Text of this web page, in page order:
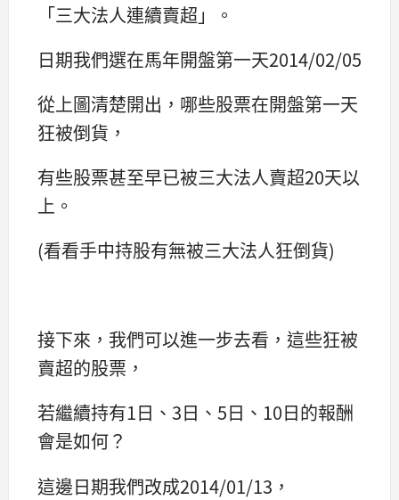
「三大法人連續賣超」。
日期我們選在馬年開盤第一天2014/02/05
從上圖清楚開出，哪些股票在開盤第一天
狂被倒貨，
有些股票甚至早已被三大法人賣超20天以
上。
(看看手中持股有無被三大法人狂倒貨)
接下來，我們可以進一步去看，這些狂被
賣超的股票，
若繼續持有1日、3日、5日、10日的報酬
會是如何？
這邊日期我們改成2014/01/13，